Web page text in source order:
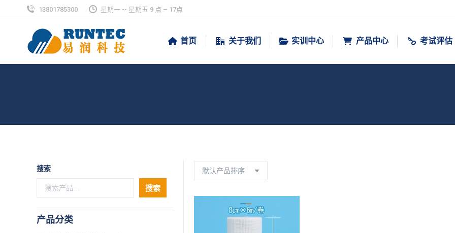
13801785300 星期一 -- 星期五 9 点 – 17点
首页 关于我们 实训中心 产品中心 考试评估
搜索
搜索
产品分类